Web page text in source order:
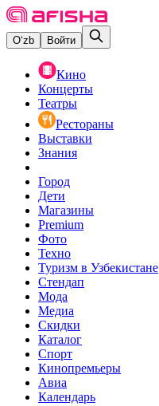
O‘zb Войти
Кино
Концерты
Театры
Рестораны
Выставки
Знания
Город
Дети
Магазины
Premium
Фото
Техно
Туризм в Узбекистане
Стендап
Мода
Медиа
Скидки
Каталог
Спорт
Кинопремьеры
Авиа
Календарь